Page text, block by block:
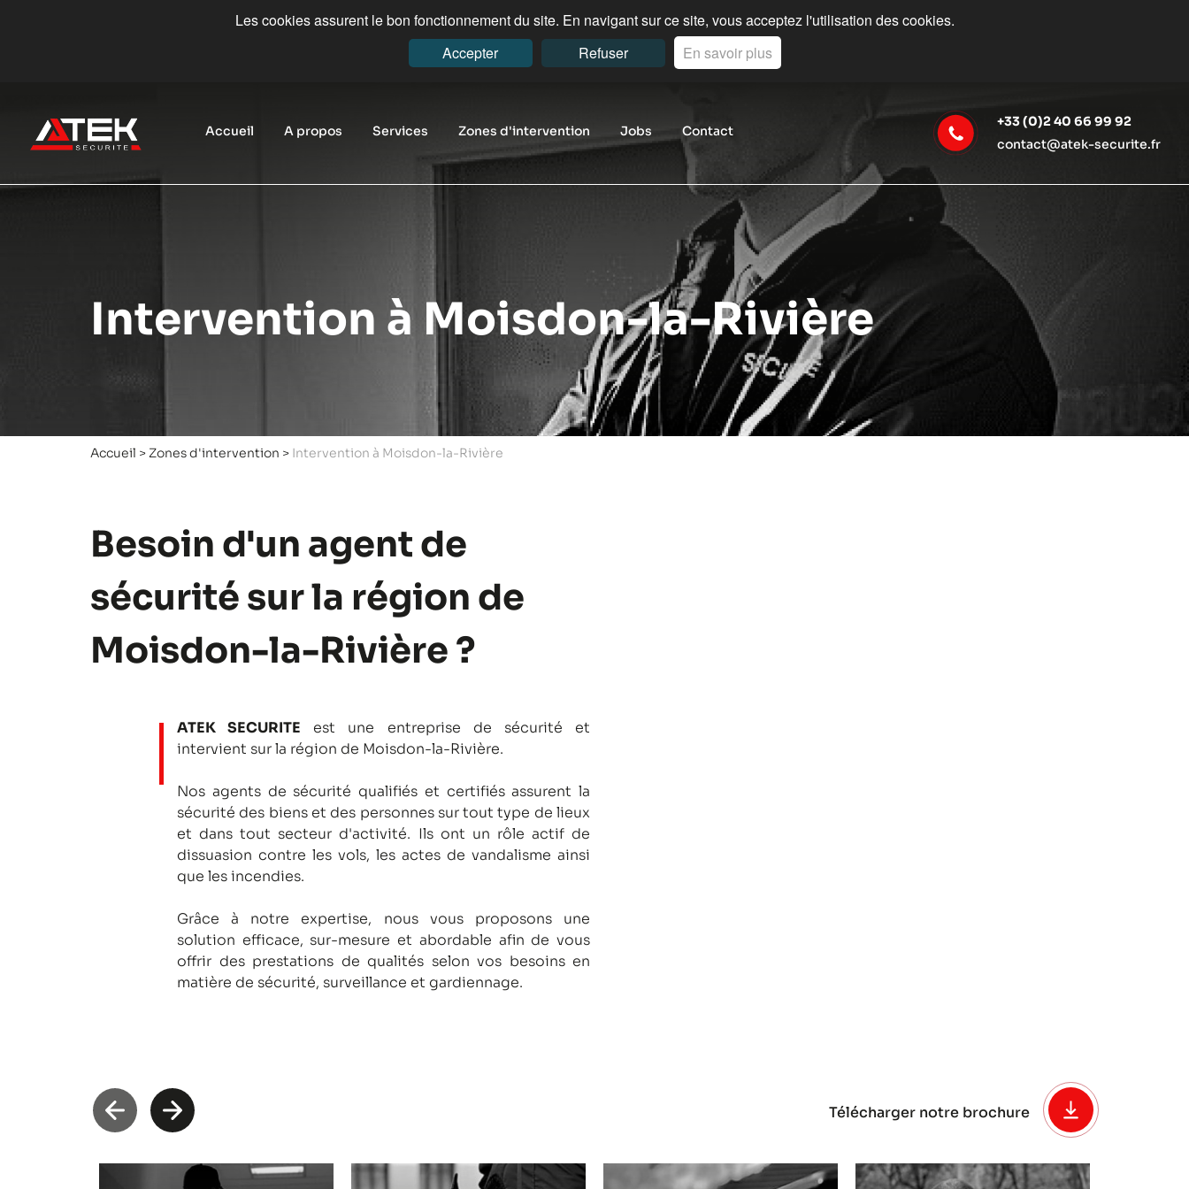
Les cookies assurent le bon fonctionnement du site. En navigant sur ce site, vous acceptez l'utilisation des cookies.
Accepter
Refuser En savoir plus
Accueil A propos Services Zones d'intervention Jobs Contact
+33 (0)2 40 66 99 92
contact@atek-securite.fr
Intervention à Moisdon-la-Rivière
Accueil > Zones d'intervention > Intervention à Moisdon-la-Rivière
Besoin d'un agent de
sécurité sur la région de
Moisdon-la-Rivière ?
ATEK SECURITE est une entreprise de sécurité et
intervient sur la région de Moisdon-la-Rivière.
Nos agents de sécurité qualifiés et certifiés assurent la
sécurité des biens et des personnes sur tout type de lieux
et dans tout secteur d'activité. Ils ont un rôle actif de
dissuasion contre les vols, les actes de vandalisme ainsi
que les incendies.
Grâce à notre expertise, nous vous proposons une
solution efficace, sur-mesure et abordable afin de vous
offrir des prestations de qualités selon vos besoins en
matière de sécurité, surveillance et gardiennage.
Télécharger notre brochure